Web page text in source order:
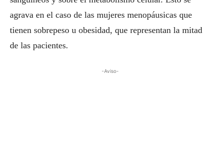
agrava en el caso de las mujeres menopáusicas que
tienen sobrepeso u obesidad, que representan la mitad
de las pacientes.
-Aviso-